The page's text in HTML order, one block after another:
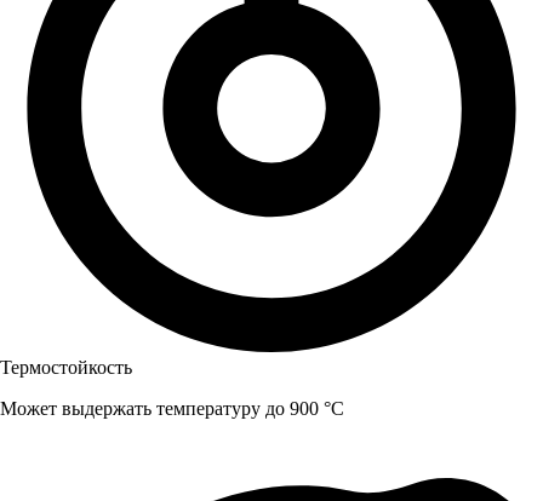
Термостойкость
Может выдержать температуру до 900 °C